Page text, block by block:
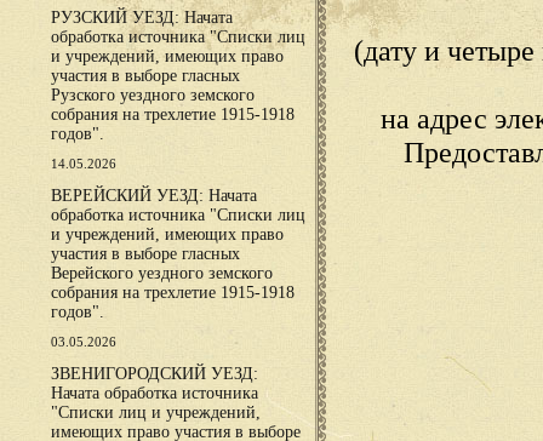
РУЗСКИЙ УЕЗД: Начата
обработка источника "Списки лиц
и учреждений, имеющих право
участия в выборе гласных
Рузского уездного земского
собрания на трехлетие 1915-1918
годов".
14.05.2026
ВЕРЕЙСКИЙ УЕЗД: Начата
обработка источника "Списки лиц
и учреждений, имеющих право
участия в выборе гласных
Верейского уездного земского
собрания на трехлетие 1915-1918
годов".
03.05.2026
ЗВЕНИГОРОДСКИЙ УЕЗД:
Начата обработка источника
"Списки лиц и учреждений,
имеющих право участия в выборе
(дату и
на адрес